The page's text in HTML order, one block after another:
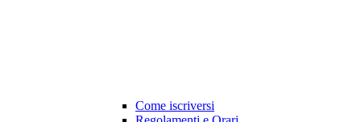
Come iscriversi